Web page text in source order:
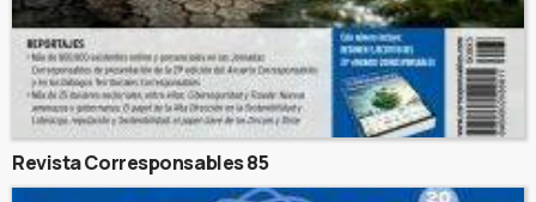
Revista Corresponsables 85